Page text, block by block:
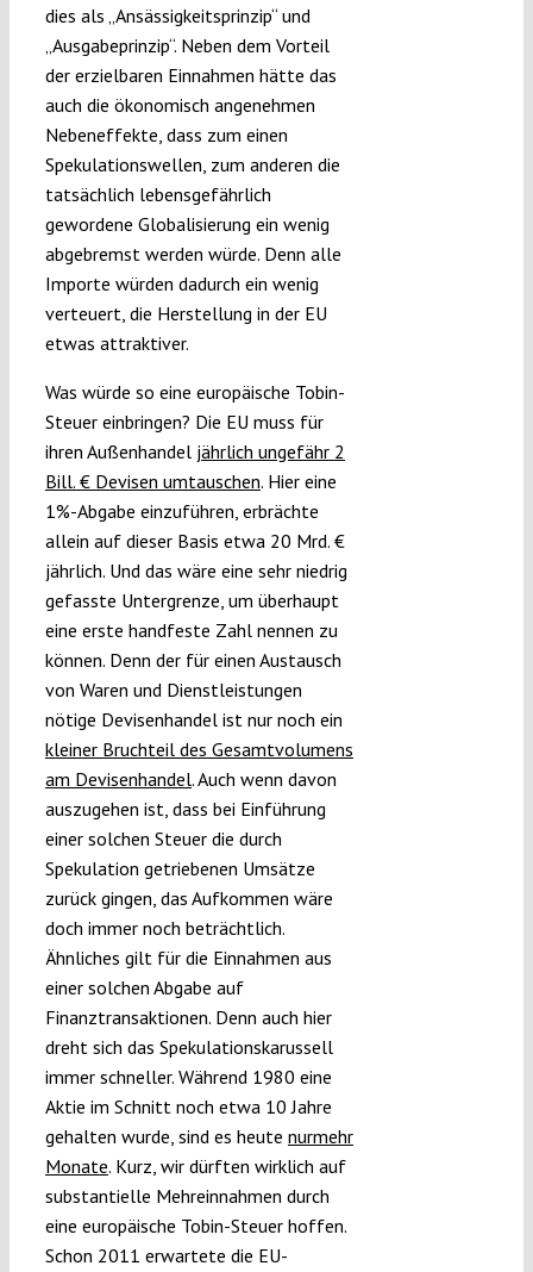
dies als „Ansässigkeitsprinzip“ und
„Ausgabeprinzip“. Neben dem Vorteil
der erzielbaren Einnahmen hätte das
auch die ökonomisch angenehmen
Nebeneffekte, dass zum einen
Spekulationswellen, zum anderen die
tatsächlich lebensgefährlich
gewordene Globalisierung ein wenig
abgebremst werden würde. Denn alle
Importe würden dadurch ein wenig
verteuert, die Herstellung in der EU
etwas attraktiver.
Was würde so eine europäische Tobin-
Steuer einbringen? Die EU muss für
ihren Außenhandel jährlich ungefähr 2
Bill. € Devisen umtauschen. Hier eine
1%-Abgabe einzuführen, erbrächte
allein auf dieser Basis etwa 20 Mrd. €
jährlich. Und das wäre eine sehr niedrig
gefasste Untergrenze, um überhaupt
eine erste handfeste Zahl nennen zu
können. Denn der für einen Austausch
von Waren und Dienstleistungen
nötige Devisenhandel ist nur noch ein
kleiner Bruchteil des Gesamtvolumens
am Devisenhandel. Auch wenn davon
auszugehen ist, dass bei Einführung
einer solchen Steuer die durch
Spekulation getriebenen Umsätze
zurück gingen, das Aufkommen wäre
doch immer noch beträchtlich.
Ähnliches gilt für die Einnahmen aus
einer solchen Abgabe auf
Finanztransaktionen. Denn auch hier
dreht sich das Spekulationskarussell
immer schneller. Während 1980 eine
Aktie im Schnitt noch etwa 10 Jahre
gehalten wurde, sind es heute nurmehr
Monate. Kurz, wir dürften wirklich auf
substantielle Mehreinnahmen durch
eine europäische Tobin-Steuer hoffen.
Schon 2011 erwartete die EU-